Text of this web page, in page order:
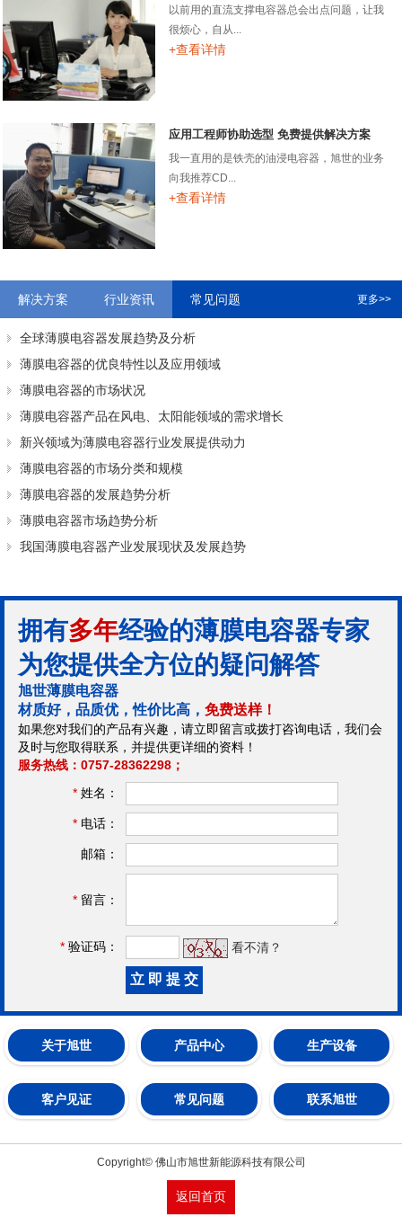
以前用的直流支撑电容器总会出点问题，让我
很烦心，自从...
+查看详情
应用工程师协助选型 免费提供解决方案
我一直用的是铁壳的油浸电容器，旭世的业务
向我推荐CD...
+查看详情
解决方案 行业资讯 常见问题 更多>>
全球薄膜电容器发展趋势及分析
薄膜电容器的优良特性以及应用领域
薄膜电容器的市场状况
薄膜电容器产品在风电、太阳能领域的需求增长
新兴领域为薄膜电容器行业发展提供动力
薄膜电容器的市场分类和规模
薄膜电容器的发展趋势分析
薄膜电容器市场趋势分析
我国薄膜电容器产业发展现状及发展趋势
拥有多年经验的薄膜电容器专家
为您提供全方位的疑问解答
旭世薄膜电容器
材质好，品质优，性价比高， 免费送样！
如果您对我们的产品有兴趣，请立即留言或拨打咨询电话，我们会
及时与您取得联系，并提供更详细的资料！
服务热线：0757-28362298；
* 姓名：
* 电话：
邮箱：
* 留言：
* 验证码： 看不清？
关于旭世 产品中心 生产设备
客户见证 常见问题 联系旭世
Copyright© 佛山市旭世新能源科技有限公司
返回首页